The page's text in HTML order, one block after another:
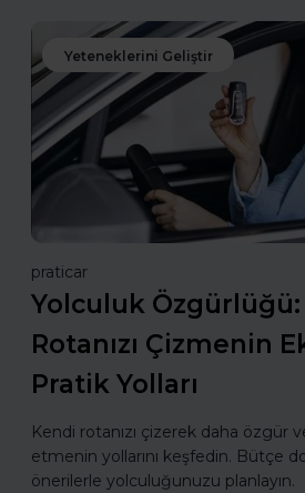
Yeteneklerini Geliştir
praticar
Yolculuk
Rotanızı Çizmenin
Pratik Yolları
Kendi rotanızı çizerek daha özgür
etmenin yollarını keşfedin. Bütçe
önerilerle yolculuğunuzu planlayın.